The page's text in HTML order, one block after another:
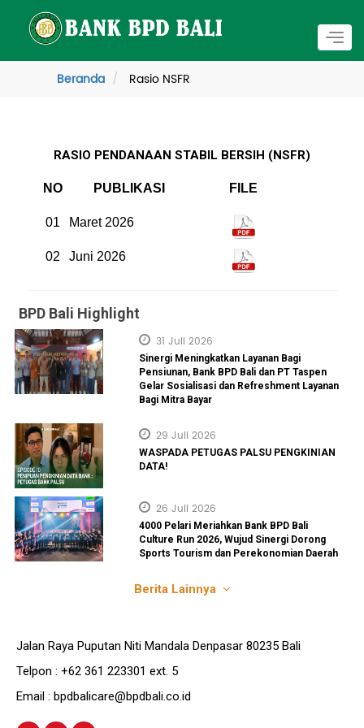
Beranda
Rasio NSFR
RASIO PENDANAAN STABIL BERSIH (NSFR)
NO PUBLIKASI FILE
01 Maret 2026
02 Juni 2026
BPD Bali Highlight
31 Juli 2026
Sinergi Meningkatkan Layanan Bagi
Pensiunan, Bank BPD Bali dan PT Taspen
Gelar Sosialisasi dan Refreshment Layanan
Bagi Mitra Bayar
29 Juli 2026
WASPADA PETUGAS PALSU PENGKINIAN
DATA!
26 Juli 2026
4000 Pelari Meriahkan Bank BPD Bali
Culture Run 2026, Wujud Sinergi Dorong
Sports Tourism dan Perekonomian Daerah
Berita Lainnya
Jalan Raya Puputan Niti Mandala Denpasar 80235 Bali
Telpon : +62 361 223301 ext. 5
Email : bpdbalicare@bpdbali.co.id